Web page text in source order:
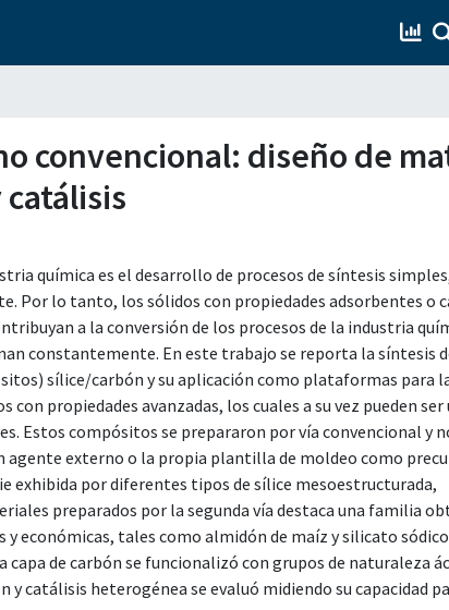
convencional: diseño de
química es el desarrollo de procesos de síntesis
Por lo tanto, los sólidos con propiedades adsorbentes o
a la conversión de los procesos de la industria
constantemente. En este trabajo se reporta la síntesis
sílice/carbón y su aplicación como plataformas para
propiedades avanzadas, los cuales a su vez pueden
Estos compósitos se prepararon por vía convencional y
agente externo o la propia plantilla de moldeo como
exhibida por diferentes tipos de sílice mesoestructurada,
preparados por la segunda vía destaca una familia
económicas, tales como almidón de maíz y silicato
capa de carbón se funcionalizó con grupos de naturaleza
y catálisis heterogénea se evaluó midiendo su capacidad